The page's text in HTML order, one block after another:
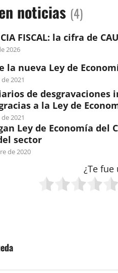
noticias (4)
FISCAL: la cifra de
2026
la nueva Ley de
2021
de desgravaciones
a la Ley de
2021
Ley de Economía del
sector
de 2020
¿Te fue